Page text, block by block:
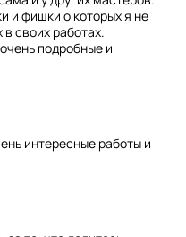
и фишки о которых я не
в своих работах.
подробные и
интересные работы и